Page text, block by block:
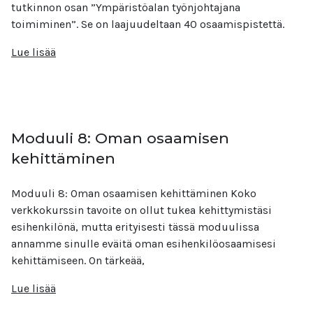
tutkinnon osan ”Ympäristöalan työnjohtajana
toimiminen”. Se on laajuudeltaan 40 osaamispistettä.
Lue lisää
Moduuli 8: Oman osaamisen
kehittäminen
Moduuli 8: Oman osaamisen kehittäminen Koko
verkkokurssin tavoite on ollut tukea kehittymistäsi
esihenkilönä, mutta erityisesti tässä moduulissa
annamme sinulle eväitä oman esihenkilöosaamisesi
kehittämiseen. On tärkeää,
Lue lisää